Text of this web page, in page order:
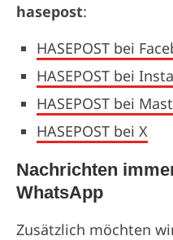
hasepost:
HASEPOST bei
HASEPOST bei
HASEPOST bei
HASEPOST bei X
Nachrichten
WhatsApp
Zusätzlich möchten